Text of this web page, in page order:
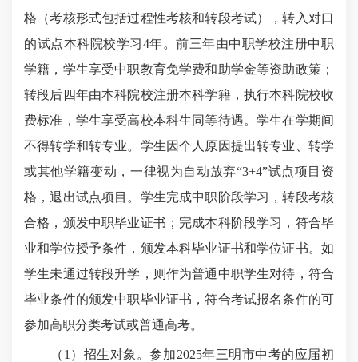
格（考核形式包括过程性考核和转段考试），转入对口
的试点本科院校学习4年。前三年由中职学校注册中职
学籍，学生享受中职教育免学费和助学金等资助政策；
转段后四年由本科院校注册本科学籍，执行本科院校收
费标准，学生享受高校本科生同等待遇。学生在学期间
不得转学和转专业。学生因个人原因提出转专业、转学
或其他学籍变动，一律视为自动放弃“3+4”试点项目资
格，退出试点项目。学生完成中职阶段学习，转段考核
合格，颁发中职毕业证书；完成本科阶段学习，符合毕
业和学位授予条件，颁发本科毕业证书和学位证书。如
学生未通过转段升学，则作为普通中职学生对待，符合
毕业条件的颁发中职毕业证书，符合考试报名条件的可
参加高职分类考试或普通高考。
（1）招生对象。参加2025年三明市中考的应届初